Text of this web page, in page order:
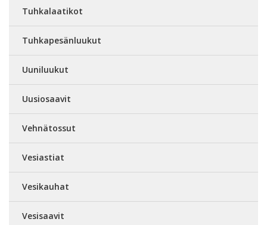
Tuhkalaatikot
Tuhkapesänluukut
Uuniluukut
Uusiosaavit
Vehnätossut
Vesiastiat
Vesikauhat
Vesisaavit